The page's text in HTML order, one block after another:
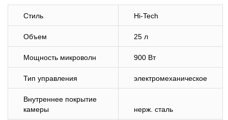
Стиль Hi-Tech
Объем 25 л
Мощность микроволн 900 Вт
Тип управления электромеханическое
Внутреннее покрытие
камеры
нерж. сталь